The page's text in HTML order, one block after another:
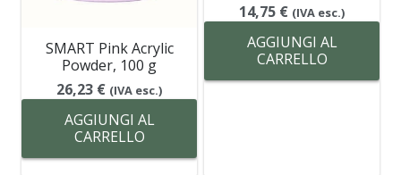
SMART Pink Acrylic
Powder, 100 g
26,23 € (IVA esc.)
AGGIUNGI AL
CARRELLO
14,75 € (IVA esc.)
AGGIUNGI AL
CARRELLO